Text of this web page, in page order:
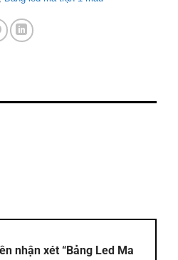
nhận xét “Bảng Led Ma